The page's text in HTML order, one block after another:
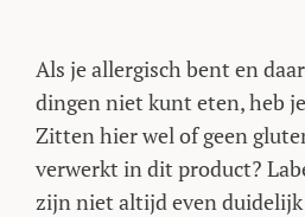
Als je allergisch bent en
dingen niet kunt eten, heb
Zitten hier wel of geen
verwerkt in dit product?
zijn niet altijd even duidelijk